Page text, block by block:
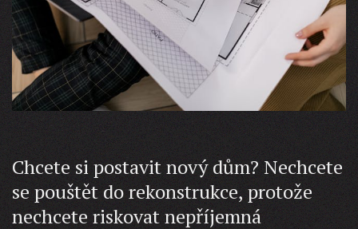
Chcete si postavit nový dům? Nechcete
se pouštět do rekonstrukce, protože
nechcete riskovat nepříjemná